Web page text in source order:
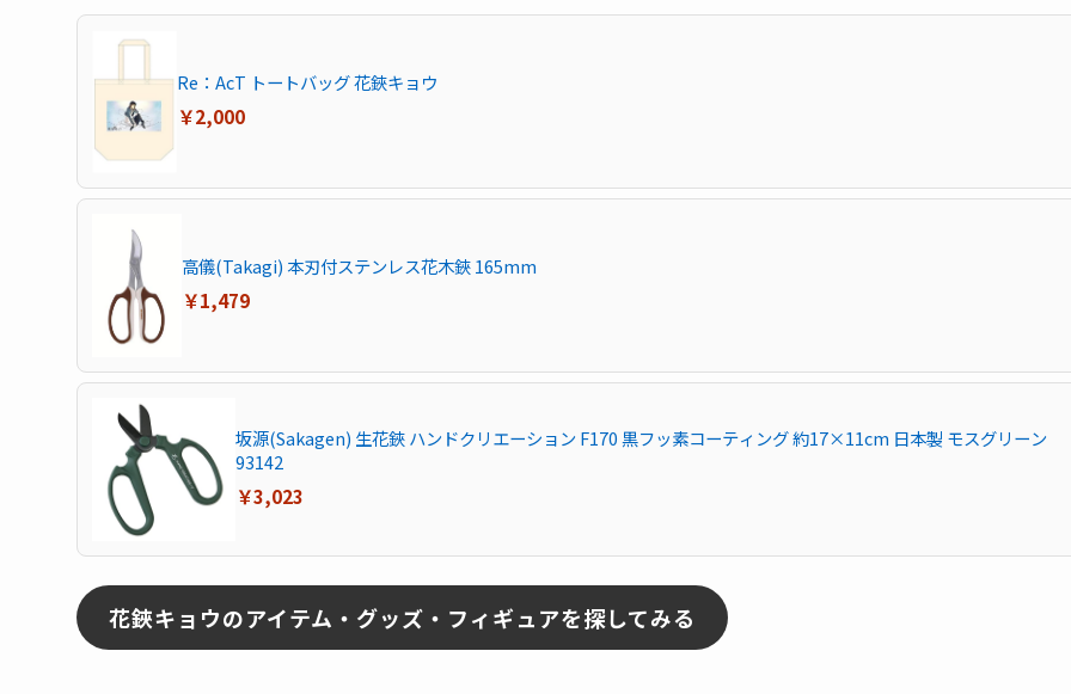
Re：AcT トートバッグ 花鋏キョウ
￥2,000
高儀(Takagi) 本刃付ステンレス花木鋏 165mm
￥1,479
坂源(Sakagen) 生花鋏 ハンドクリエーション F170 黒フッ素コーティング 約17×11cm 日本製 モスグリーン
93142
￥3,023
花鋏キョウのアイテム・グッズ・フィギュアを探してみる